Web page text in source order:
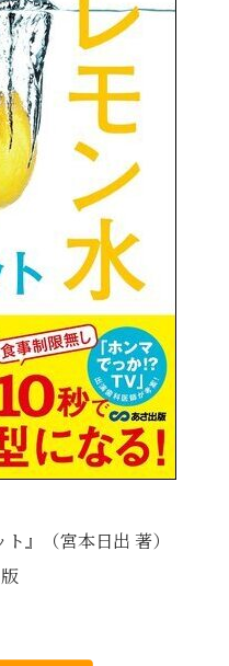
』（宮本日出 著）